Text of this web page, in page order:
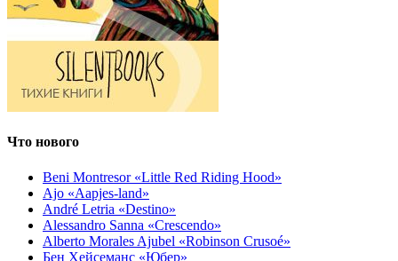
Что нового
Beni Montresor «Little Red Riding Hood»
Ajo «Aapjes-land»
André Letria «Destino»
Alessandro Sanna «Crescendo»
Alberto Morales Ajubel «Robinson Crusoé»
Бен Хейсеманс «Юбер»